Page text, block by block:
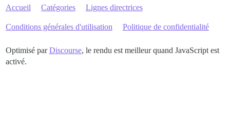
Accueil Catégories Lignes directrices
Conditions générales d'utilisation Politique de confidentialité
Optimisé parDiscourse, le rendu est meilleur quand JavaScript est
activé.